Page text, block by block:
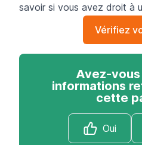
savoir si vous avez droit à
Vérifiez
Avez-vous
informations
cette
Oui